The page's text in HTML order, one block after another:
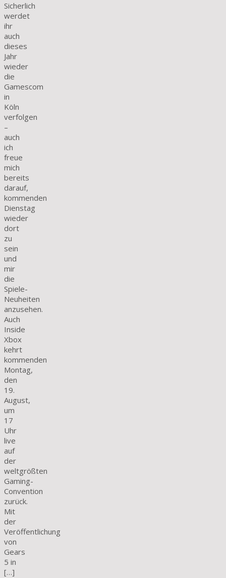
Sicherlich
werdet
ihr
auch
dieses
Jahr
wieder
die
Gamescom
in
Köln
verfolgen
–
auch
ich
freue
mich
bereits
darauf,
kommenden
Dienstag
wieder
dort
zu
sein
und
mir
die
Spiele-
Neuheiten
anzusehen.
Auch
Inside
Xbox
kehrt
kommenden
Montag,
den
19.
August,
um
17
Uhr
live
auf
der
weltgrößten
Gaming-
Convention
zurück.
Mit
der
Veröffentlichung
von
Gears
5 in
[…]